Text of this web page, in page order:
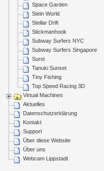
Space Garden
Stein World
Stellar Drift
Stickmanhook
Subway Surfers NYC
Subway Surfers Singapore
Suroi
Tanuki Sunset
Tiny Fishing
Top Speed Racing 3D
Virtual Machines
Aktuelles
Datenschutzerklärung
Kontakt
Support
Über diese Website
Über uns
Webcam Lippstadt